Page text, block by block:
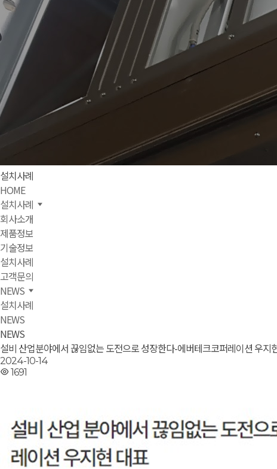
설치사례
HOME
설치사례
회사소개
제품정보
기술정보
설치사례
고객문의
NEWS
설치사례
NEWS
NEWS
설비 산업분야에서 끊임없는 도전으로 성장한다-에버테크코퍼레이션 우지
2024-10-14
1691